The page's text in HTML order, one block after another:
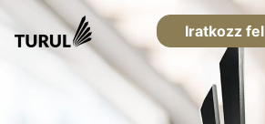
Iratkozz fel